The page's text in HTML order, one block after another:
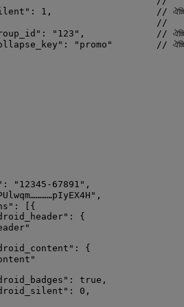
: 1 , //
//
: " 123 " , //
: " promo "
//
: " 12345-67891 "
"
: [{
:
"
:
"
: true
: 0